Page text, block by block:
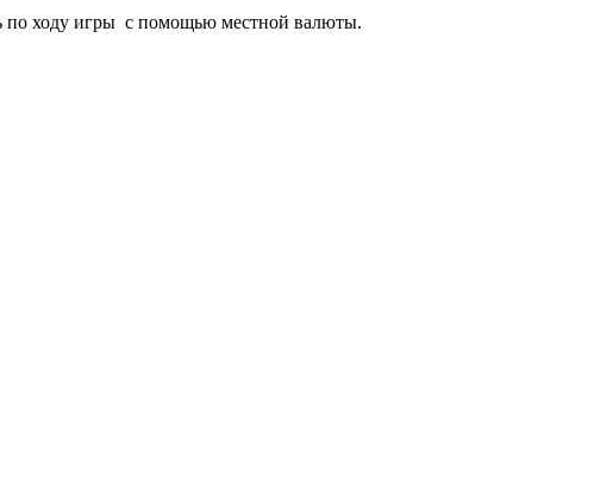
по ходу игры с помощью местной валюты.